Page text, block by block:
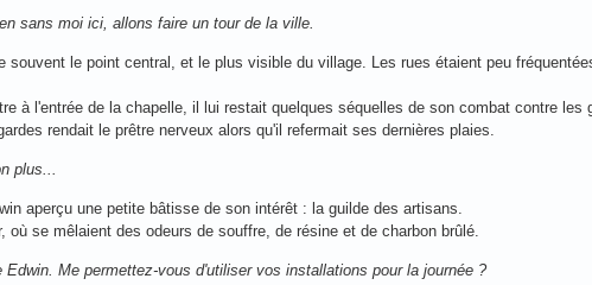
sans moi ici, allons faire un tour de la ville.
souvent le point central, et le plus visible du village. Les rues étaient peu
à l'entrée de la chapelle, il lui restait quelques séquelles de son combat contre les
rendait le prêtre nerveux alors qu'il refermait ses dernières plaies.
plus...
aperçu une petite bâtisse de son intérêt : la guilde des artisans.
où se mêlaient des odeurs de souffre, de résine et de charbon brûlé.
Edwin. Me permettez-vous d'utiliser vos installations pour la journée ?